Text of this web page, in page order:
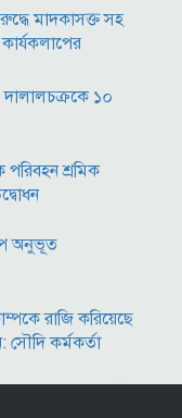
গ্রেপ্তার
জাতীয় সমৃদ্ধির
বেরিয়ে এলো ভয়াবহ
ব্যবস্থা নিচ্ছেন
মাদকাসক্ত সহ
দালালচক্রকে ১০
শ্রমিক
অনুভূত
রাজি করিয়েছে
কর্মকর্তা